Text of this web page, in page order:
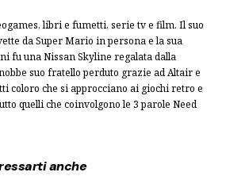
libri e fumetti, serie tv e film. Il suo
da Super Mario in persona e la sua
fu una Nissan Skyline regalata dalla
suo fratello perduto grazie ad Altair e
coloro che si approcciano ai giochi retro e
quelli che coinvolgono le 3 parole Need
anche